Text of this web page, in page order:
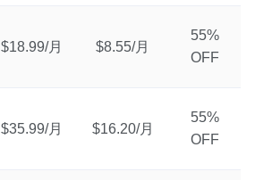
$18.99/月 $8.55/月
55%
OFF
$35.99/月 $16.20/月
55%
OFF